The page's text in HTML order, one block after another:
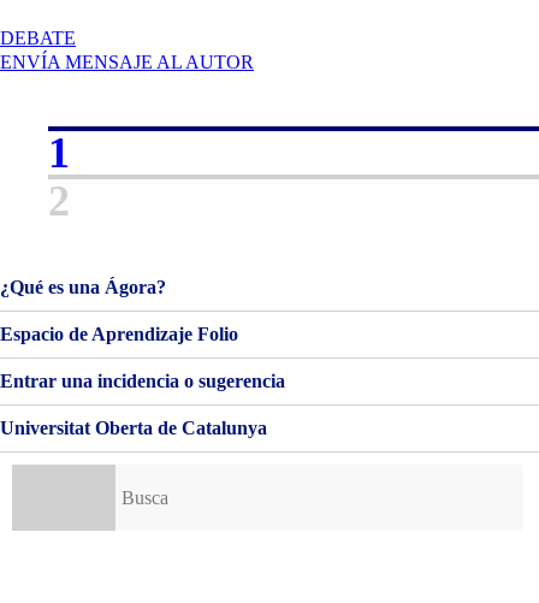
DEBATE
PRIMERAS
2
ENVÍA MENSAJE AL AUTOR
1
2
¿Qué es una Ágora?
Espacio de Aprendizaje Folio
Entrar una incidencia o sugerencia
Universitat Oberta de Catalunya